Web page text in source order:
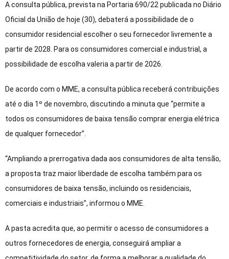
A consulta pública, prevista na Portaria 690/22 publicada no Diário
Oficial da União de hoje (30), debaterá a possibilidade de o
consumidor residencial escolher o seu fornecedor livremente a
partir de 2028. Para os consumidores comercial e industrial, a
possibilidade de escolha valeria a partir de 2026.
De acordo com o MME, a consulta pública receberá contribuições
até o dia 1º de novembro, discutindo a minuta que “permite a
todos os consumidores de baixa tensão comprar energia elétrica
de qualquer fornecedor”.
“Ampliando a prerrogativa dada aos consumidores de alta tensão,
a proposta traz maior liberdade de escolha também para os
consumidores de baixa tensão, incluindo os residenciais,
comerciais e industriais”, informou o MME.
A pasta acredita que, ao permitir o acesso de consumidores a
outros fornecedores de energia, conseguirá ampliar a